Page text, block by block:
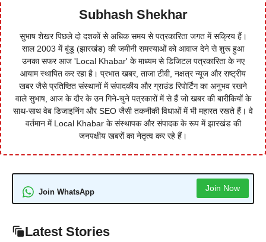
Subhash Shekhar
सुभाष शेखर पिछले दो दशकों से अधिक समय से पत्रकारिता जगत में सक्रिय हैं।
साल 2003 में बुंडू (झारखंड) की जमीनी समस्याओं को आवाज देने से शुरू हुआ
उनका सफर आज 'Local Khabar' के माध्यम से डिजिटल पत्रकारिता के नए
आयाम स्थापित कर रहा है। प्रभात खबर, ताजा टीवी, नक्षत्र न्यूज और राष्ट्रीय
खबर जैसे प्रतिष्ठित संस्थानों में संपादकीय और ग्राउंड रिपोर्टिंग का अनुभव रखने
वाले सुभाष, आज के दौर के उन गिने-चुने पत्रकारों में से हैं जो खबर की बारीकियों के
साथ-साथ वेब डिजाइनिंग और SEO जैसी तकनीकी विधाओं में भी महारत रखते हैं। वे
वर्तमान में Local Khabar के संस्थापक और संपादक के रूप में झारखंड की
जनपक्षीय खबरों का नेतृत्व कर रहे हैं।
Join WhatsApp Join Now
Latest Stories